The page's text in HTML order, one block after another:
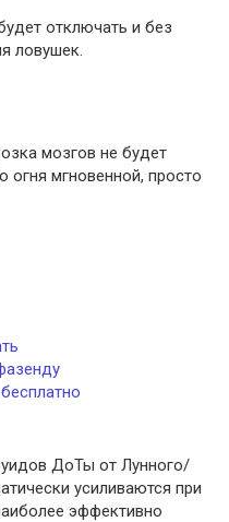
отключать и без
ловушек.
мозгов не будет
огня мгновенной, просто
ДоТы от Лунного/
усиливаются при
эффективно